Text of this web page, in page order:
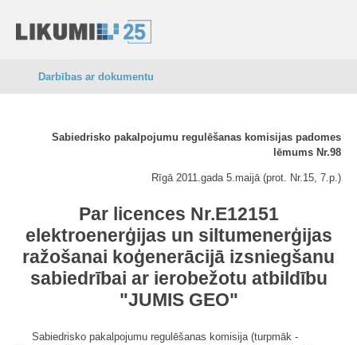
Darbības ar dokumentu
Sabiedrisko pakalpojumu regulēšanas komisijas padomes
lēmums Nr.98
Rīgā 2011.gada 5.maijā (prot. Nr.15, 7.p.)
Par licences Nr.E12151
elektroenerģijas un siltumenerģijas
ražošanai koģenerācijā izsniegšanu
sabiedrībai ar ierobežotu atbildību
"JUMIS GEO"
Sabiedrisko pakalpojumu regulēšanas komisija (turpmāk -